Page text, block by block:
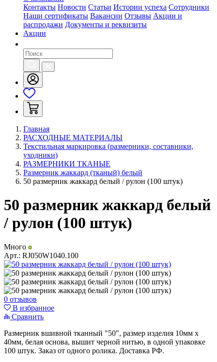
Контакты Новости Статьи Истории успеха Сотрудники
Наши сертификаты Вакансии Отзывы Акции и
распродажи Документы и реквизиты
Акции
Главная
РАСХОДНЫЕ МАТЕРИАЛЫ
Текстильная маркировка (размерники, составники,
уходники)
РАЗМЕРНИКИ ТКАНЫЕ
Размерник жаккард (тканый) белый
50 размерник жаккард белый / рулон (100 штук)
50 размерник жаккард белый
/ рулон (100 штук)
Много
Арт.: RJ050W1040.100
0 отзывов
В избранное
Сравнить
Размерник вшивной тканный "50", размер изделия 10мм х
40мм, белая основа, вышит черной нитью, в одной упаковке
100 штук. Заказ от одного ролика. Доставка РФ.